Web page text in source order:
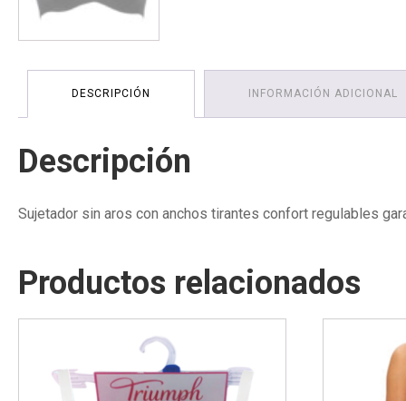
DESCRIPCIÓN INFORMACIÓN ADICIONAL
Descripción
Sujetador sin aros con anchos tirantes confort regulables
Productos relacionados